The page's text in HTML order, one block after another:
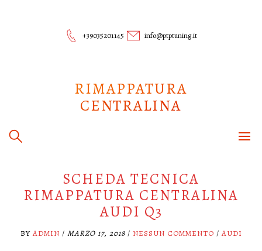
+39035201145 info@ptptuning.it
RIMAPPATURA
CENTRALINA
SCHEDA TECNICA
RIMAPPATURA CENTRALINA
AUDI Q3
BY ADMIN / MARZO 17, 2018/ NESSUN COMMENTO / AUDI